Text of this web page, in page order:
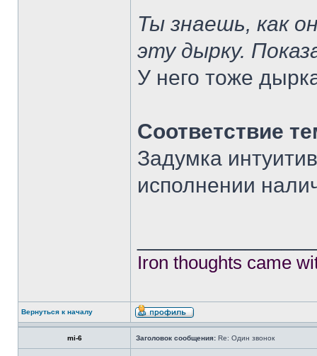
Ты знаешь, как
эту дырку.
У него тоже
Соответствие
Задумка
исполнении
Iron thoughts came
Вернуться к началу
mi-6 Заголовок сообщения: Re: Один звонок